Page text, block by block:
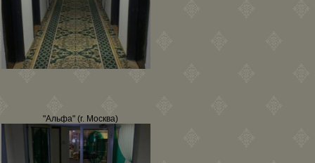
"Альфа" (г. Москва)